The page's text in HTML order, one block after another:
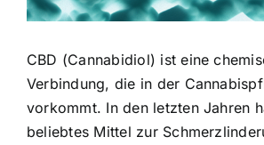
CBD (Cannabidiol) ist eine
Verbindung, die in der
vorkommt. In den letzten Jahren
beliebtes Mittel zur